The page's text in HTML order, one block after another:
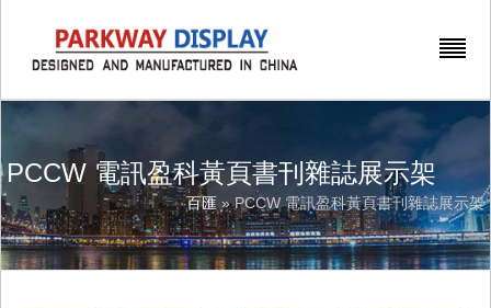
PCCW 電訊盈科黃頁書刊雜誌展示架
百匯 » PCCW 電訊盈科黃頁書刊雜誌展示架